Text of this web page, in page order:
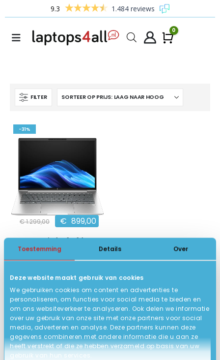
Toestemming Details Over
Deze website maakt gebruik van cookies
We gebruiken cookies om content en advertenties te
personaliseren, om functies voor social media te bieden en
om ons websiteverkeer te analyseren. Ook delen we informatie
over uw gebruik van onze site met onze partners voor social
media, adverteren en analyse. Deze partners kunnen deze
gegevens combineren met andere informatie die u aan ze
heeft verstrekt of die ze hebben verzameld op basis van uw
gebruik van hun services.
9.3 1.484 reviews
0
FILTER
-31%
€1.299,00 € 899,00
HP ProBook 4 G1a 14 AI
14 inch 1920 x 1200 IPS
16GB DDR5, 512GB SSD
10
BEKIJK HIER/OPTIES